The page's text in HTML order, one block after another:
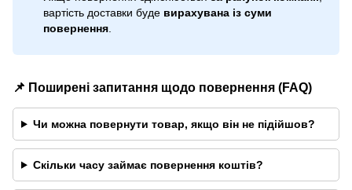
вартість доставки буде вирахувана із суми
повернення.
📌 Поширені запитання щодо повернення (FAQ)
Чи можна повернути товар, якщо він не підійшов?
Скільки часу займає повернення коштів?